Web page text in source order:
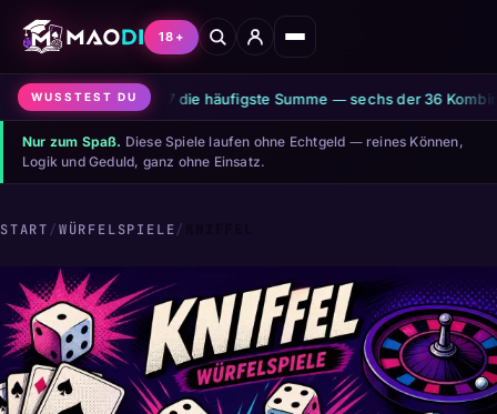
18+
WUSSTEST DU
Würfeln ist die 7 die häufigste Summe — sechs der 36
Nur zum Spaß. Diese Spiele laufen ohne Echtgeld — reines Können,
Logik und Geduld, ganz ohne Einsatz.
START/WÜRFELSPIELE/